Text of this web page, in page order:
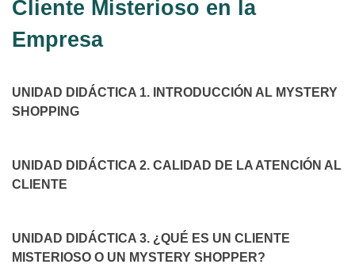
Cliente Misterioso en la
Empresa
UNIDAD DIDÁCTICA 1. INTRODUCCIÓN AL MYSTERY
SHOPPING
UNIDAD DIDÁCTICA 2. CALIDAD DE LA ATENCIÓN AL
CLIENTE
UNIDAD DIDÁCTICA 3. ¿QUÉ ES UN CLIENTE
MISTERIOSO O UN MYSTERY SHOPPER?